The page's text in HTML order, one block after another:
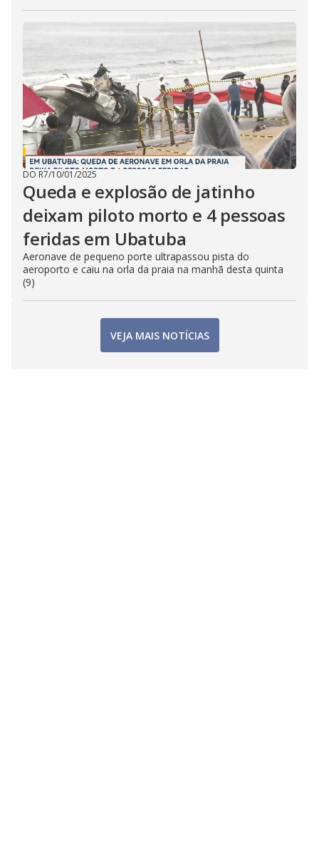
DO R7/10/01/2025
Queda e explosão de jatinho
deixam piloto morto e 4 pessoas
feridas em Ubatuba
Aeronave de pequeno porte ultrapassou pista do
aeroporto e caiu na orla da praia na manhã desta quinta
(9)
VEJA MAIS NOTÍCIAS